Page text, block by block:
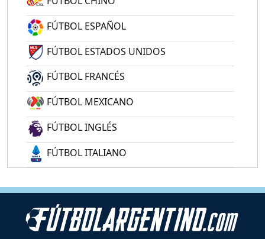
FÚTBOL ESPAÑOL
FÚTBOL ESTADOS UNIDOS
FÚTBOL FRANCÉS
FÚTBOL MEXICANO
FÚTBOL INGLÉS
FÚTBOL ITALIANO